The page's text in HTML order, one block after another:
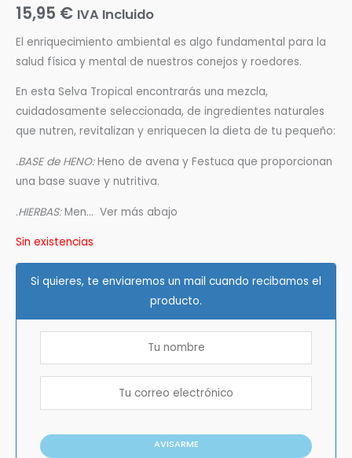
15,95 € IVA Incluido
El enriquecimiento ambiental es algo fundamental para la
salud física y mental de nuestros conejos y roedores.
En esta Selva Tropical encontrarás una mezcla,
cuidadosamente seleccionada, de ingredientes naturales
que nutren, revitalizan y enriquecen la dieta de tu pequeño:
.BASE de HENO:Heno de avena y Festuca que proporcionan
una base suave y nutritiva.
.HIERBAS:Men… Ver más abajo
Sin existencias
Si quieres, te enviaremos un mail cuando recibamos el
producto.
AVISARME